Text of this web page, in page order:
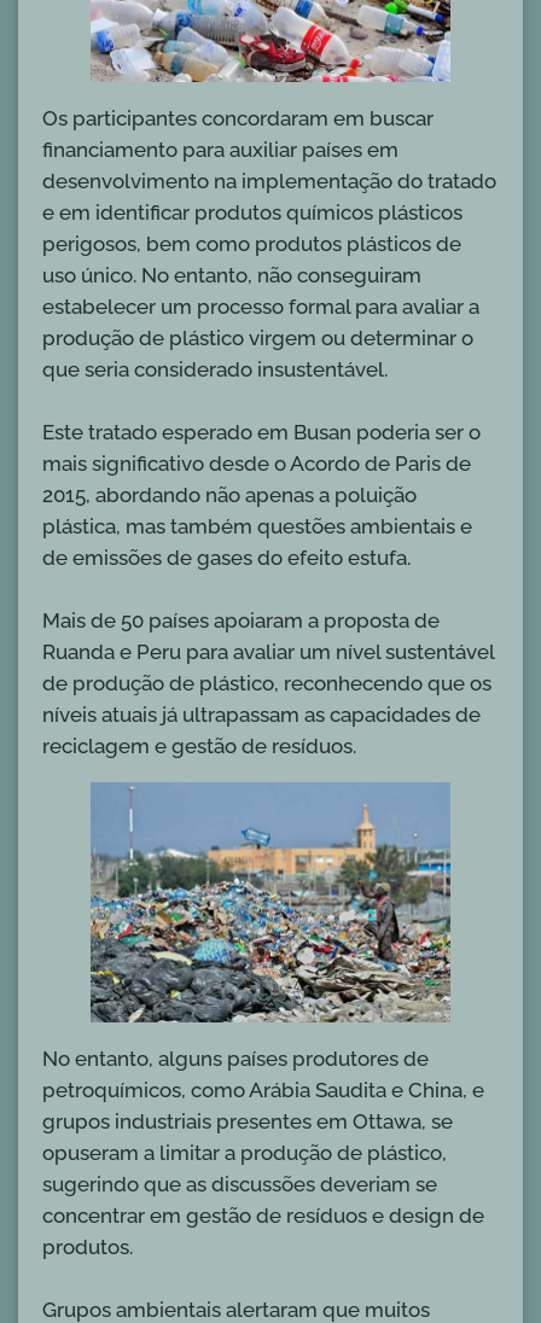
Os participantes concordaram em buscar
financiamento para auxiliar países em
desenvolvimento na implementação do tratado
e em identificar produtos químicos plásticos
perigosos, bem como produtos plásticos de
uso único. No entanto, não conseguiram
estabelecer um processo formal para avaliar a
produção de plástico virgem ou determinar o
que seria considerado insustentável.
Este tratado esperado em Busan poderia ser o
mais significativo desde o Acordo de Paris de
2015, abordando não apenas a poluição
plástica, mas também questões ambientais e
de emissões de gases do efeito estufa.
Mais de 50 países apoiaram a proposta de
Ruanda e Peru para avaliar um nível sustentável
de produção de plástico, reconhecendo que os
níveis atuais já ultrapassam as capacidades de
reciclagem e gestão de resíduos.
No entanto, alguns países produtores de
petroquímicos, como Arábia Saudita e China, e
grupos industriais presentes em Ottawa, se
opuseram a limitar a produção de plástico,
sugerindo que as discussões deveriam se
concentrar em gestão de resíduos e design de
produtos.
Grupos ambientais alertaram que muitos